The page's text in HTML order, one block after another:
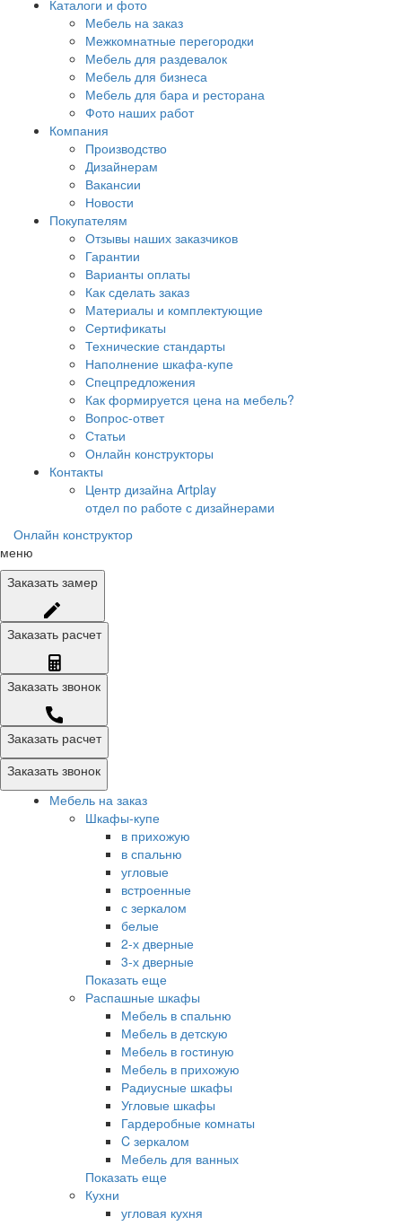
Каталоги и фото
Мебель на заказ
Межкомнатные перегородки
Мебель для раздевалок
Мебель для бизнеса
Мебель для бара и ресторана
Фото наших работ
Компания
Производство
Дизайнерам
Вакансии
Новости
Покупателям
Отзывы наших заказчиков
Гарантии
Варианты оплаты
Как сделать заказ
Материалы и комплектующие
Сертификаты
Технические стандарты
Наполнение шкафа-купе
Спецпредложения
Как формируется цена на мебель?
Вопрос-ответ
Статьи
Онлайн конструкторы
Контакты
Центр дизайна Artplay
отдел по работе с дизайнерами
Онлайн конструктор
меню
Заказать замер
Заказать расчет
Заказать звонок
Заказать расчет
Заказать звонок
Мебель на заказ
Шкафы-купе
в прихожую
в спальню
угловые
встроенные
с зеркалом
белые
2-х дверные
3-х дверные
Показать еще
Распашные шкафы
Мебель в спальню
Мебель в детскую
Мебель в гостиную
Мебель в прихожую
Радиусные шкафы
Угловые шкафы
Гардеробные комнаты
C зеркалом
Мебель для ванных
Показать еще
Кухни
угловая кухня